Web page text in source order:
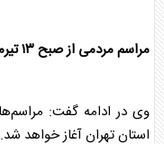
مراسم مردمی از صبح ۱۳ تیرماه در مصلای امام خمینی (ره) آغاز می‌شود
استان تهران آغاز خواهد شد.